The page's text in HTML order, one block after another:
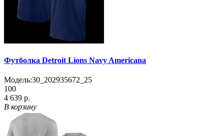
Футболка Detroit Lions Navy Americana
Модель:30_202935672_25
100
4 639 р.
В корзину